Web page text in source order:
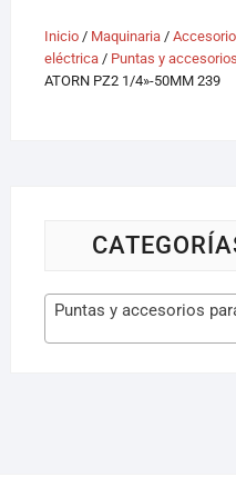
Inicio/ Maquinaria/
eléctrica/ Puntas y
ATORN PZ2 1/4»-50MM 239
Puntas y accesorios